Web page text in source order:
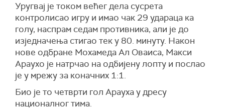
Уругвај је током већег дела сусрета
контролисао игру и имао чак 29 удараца ка
голу, наспрам седам противника, али је до
изједначења стигао тек у 80. минуту. Након
нове одбране Мохамеда Ал Оваиса, Макси
Араухо је натрчао на одбијену лопту и послао
је у мрежу за коначних 1:1.
Био је то четврти гол Арауха у дресу
националног тима.